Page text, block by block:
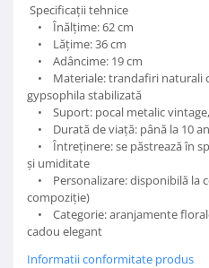
Specificații tehnice
• Înălțime: 62 cm
• Lățime: 36 cm
• Adâncime: 19 cm
• Materiale: trandafiri naturali
gypsophila stabilizată
• Suport: pocal metalic
• Durată de viață: până la 10
• Întreținere: se păstrează în
și umiditate
• Personalizare: disponibilă la
compoziție)
• Categorie: aranjamente
cadou elegant
Informatii conformitate produs